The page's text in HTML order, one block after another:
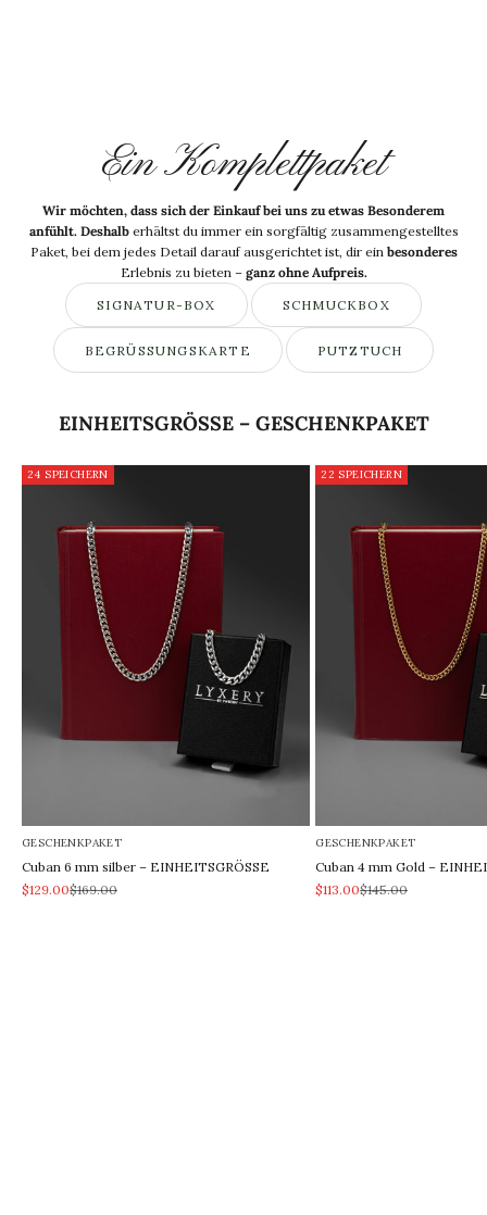
Ein Komplettpaket
Wir möchten, dass sich der Einkauf bei uns zu etwas Besonderem
anfühlt. Deshalb erhältst du immer ein sorgfältig zusammengestelltes
Paket, bei dem jedes Detail darauf ausgerichtet ist, dir ein besonderes
Erlebnis zu bieten – ganz ohne Aufpreis.
SIGNATUR-BOX SCHMUCKBOX
BEGRÜSSUNGSKARTE PUTZTUCH
EINHEITSGRÖSSE – GESCHENKPAKET
24 SPEICHERN
GESCHENKPAKET
Cuban 6 mm silber – EINHEITSGRÖSSE
REA-pris
$129.00Pris
$169.00
22 SPEICHERN
GESCHENKPAKET
Cuban 4 mm Gold –
REA-pris
$113.00Pris
$145.00